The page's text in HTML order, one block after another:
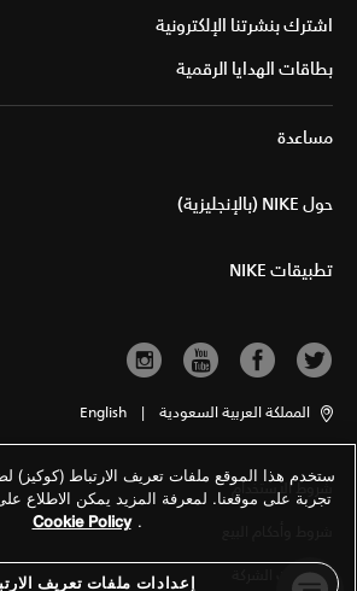
اشترك بنشرتنا الإلكترونية
بطاقات الهدايا الرقمية
مساعدة
حول NIKE (بالإنجليزية)
تطبيقات NIKE
المملكة العربية السعودية |
English
شروط الاستخدام
معلومات الشركة
ستخدم هذا الموقع ملفات تعريف الارتباط
تجربة على موقعنا. لمعرفة المزيد يمكن الاطلاع
.
Cookie Policy
إعدادات ملفات تعريف